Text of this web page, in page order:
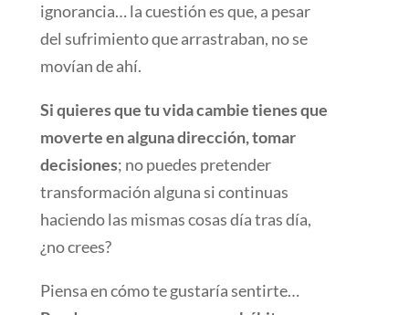
ignorancia… la cuestión es que, a pesar
del sufrimiento que arrastraban, no se
movían de ahí.
Si quieres que tu vida cambie tienes que
moverte en alguna dirección, tomar
decisiones; no puedes pretender
transformación alguna si continuas
haciendo las mismas cosas día tras día,
¿no crees?
Piensa en cómo te gustaría sentirte…